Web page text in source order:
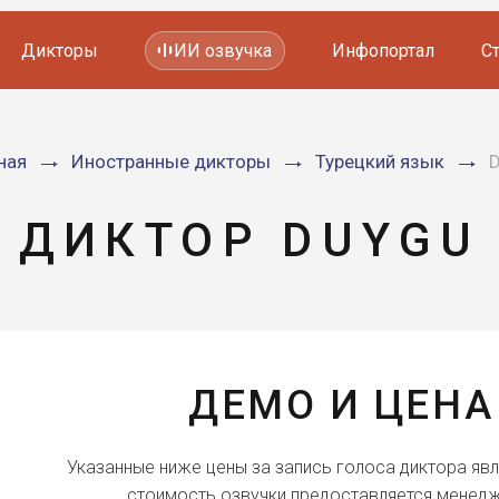
Мультфильмов
Дикторы ИИ озвучка Инфопортал
Иностранные дикторы Турецкий язык
ДИКТОР DUYGU
ДЕМО И
Указанные ниже цены за запись голоса диктора